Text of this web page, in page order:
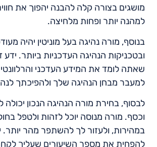
מושגים בצורה קלה להבנה יהפוך את
למהנה יותר ופחות מלחיצה.
בנוסף, מורה נהיגה בעל מוניטין יהיה
ובטכניקות הנהיגה העדכניות ביותר.
שאתה לומד את המידע העדכני והרלוונטי
למעבר מבחן הנהיגה שלך ולהפיכתך
לבסוף, בחירת מורה הנהיגה הנכון יכולה
וכסף. מורה מנוסה יוכל לזהות ולטפל
במהירות, ולעזור לך להשתפר מהר יותר.
להפחית את מספר השיעורים שעליך